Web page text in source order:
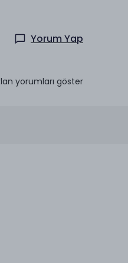
Yorum Yap
yorumları göster